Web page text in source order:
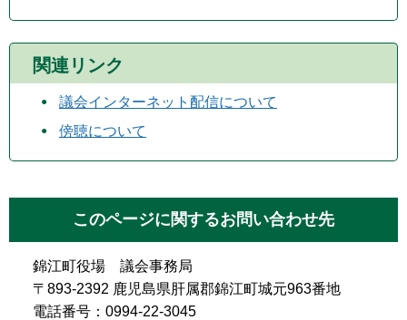
関連リンク
議会インターネット配信について
傍聴について
このページに関するお問い合わせ先
錦江町役場 議会事務局
〒893-2392 鹿児島県肝属郡錦江町城元963番地
電話番号：0994-22-3045